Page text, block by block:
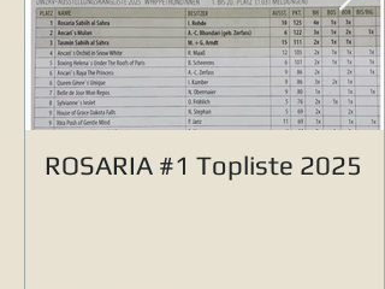
ROSARIA #1 Topliste 2025